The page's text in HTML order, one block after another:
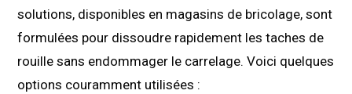
solutions, disponibles en magasins de bricolage, sont
formulées pour dissoudre rapidement les taches de
rouille sans endommager le carrelage. Voici quelques
options couramment utilisées :